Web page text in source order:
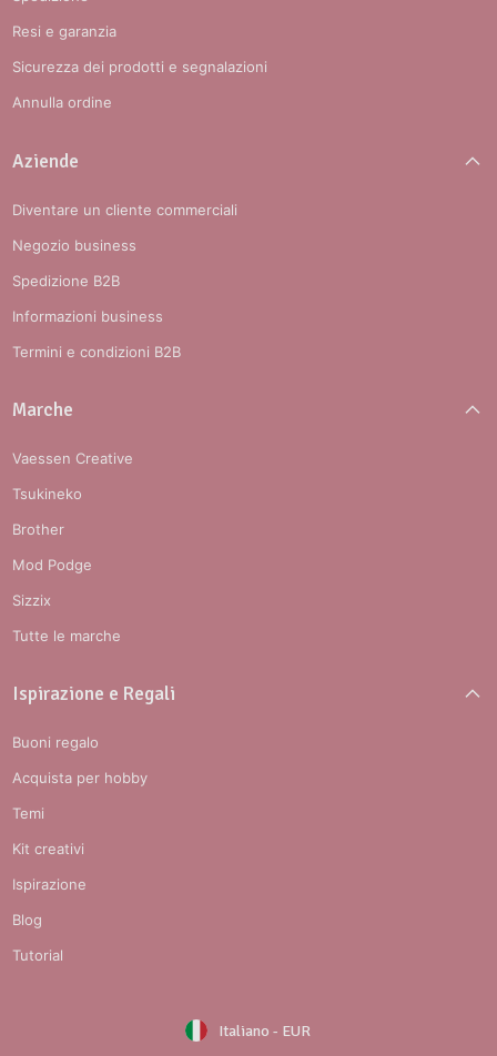
Resi e garanzia
Sicurezza dei prodotti e segnalazioni
Annulla ordine
Aziende
Diventare un cliente commerciali
Negozio business
Spedizione B2B
Informazioni business
Termini e condizioni B2B
Marche
Vaessen Creative
Tsukineko
Brother
Mod Podge
Sizzix
Tutte le marche
Ispirazione e Regali
Buoni regalo
Acquista per hobby
Temi
Kit creativi
Ispirazione
Blog
Tutorial
Italiano - EUR